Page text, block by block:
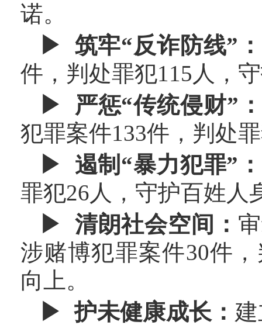
诺。
▶ 筑牢“反诈防线”：
件，判处罪犯115人，
▶ 严惩“传统侵财”：
犯罪案件133件，判处
▶ 遏制“暴力犯罪”：
罪犯26人，守护百姓人
▶ 清朗社会空间：
涉赌博犯罪案件30件
向上。
▶ 护未健康成长：